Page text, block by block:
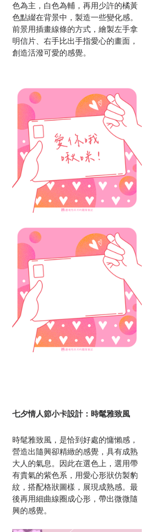
色為主，白色為輔，再用少許的橘黃
色點綴在背景中，製造一些變化感。
前景用插畫線條的方式，繪製左手拿
明信片、右手比出手指愛心的畫面，
創造活潑可愛的感覺。
七夕情人節小卡設計：時髦雅致風
時髦雅致風，是恰到好處的慵懶感，
營造出隨興卻精緻的感覺，具有成熟
大人的氣息。因此在選色上，選用帶
有貴氣的紫色系，用愛心形狀仿製豹
紋，搭配格狀圖樣，展現成熟感。最
後再用細曲線圈成心形，帶出微微隨
興的感覺。